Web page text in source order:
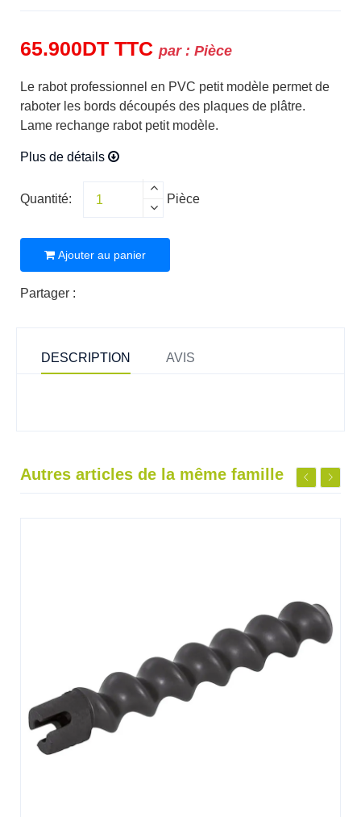
65.900DT TTC par : Pièce
Le rabot professionnel en PVC petit modèle permet de
raboter les bords découpés des plaques de plâtre.
Lame rechange rabot petit modèle.
Plus de détails
Quantité: Pièce
Ajouter au panier
Partager :
DESCRIPTION AVIS
Autres articles de la même famille